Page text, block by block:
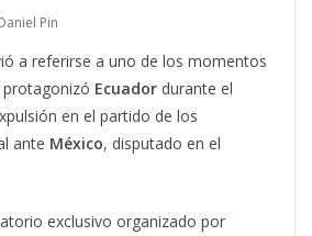
Pin
a referirse a uno de los momentos
Ecuador durante el
en el partido de los
ante México, disputado en el
exclusivo organizado por